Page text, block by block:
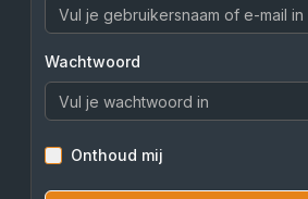
Wachtwoord
Onthoud mij